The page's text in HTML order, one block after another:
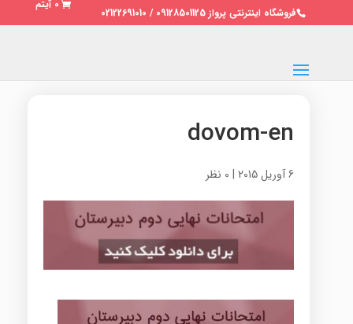
فروشگاه اینترنتی پرواز 09128501125 / 02122691010
0 آیتم
dovom-en
6 آوریل 2015 | 0 نظر